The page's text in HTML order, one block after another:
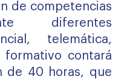
de competencias
diferentes
telemática,
contará
de 40 horas, que